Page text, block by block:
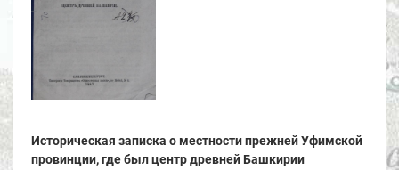
Историческая записка о местности прежней Уфимской
провинции, где был центр древней Башкирии